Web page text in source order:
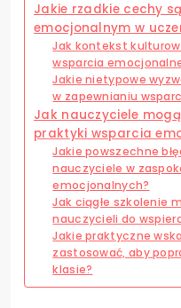
Jakie rzadkie cechy
emocjonalnym w
Jak kontekst
wsparcia
Jakie nietypowe
w zapewnianiu
Jak nauczyciele
praktyki wsparcia
Jakie powszechne
nauczyciele w
emocjonalnych?
Jak ciągłe szkolenie
nauczycieli do
Jakie praktyczne
zastosować, aby
klasie?